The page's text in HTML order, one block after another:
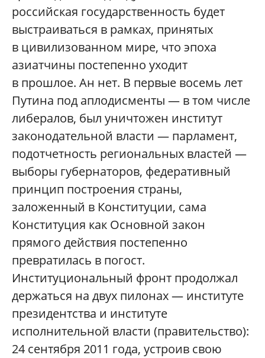
российская государственность будет
выстраиваться в рамках, принятых
в цивилизованном мире, что эпоха
азиатчины постепенно уходит
в прошлое. Ан нет. В первые восемь лет
Путина под аплодисменты — в том числе
либералов, был уничтожен институт
законодательной власти — парламент,
подотчетность региональных властей —
выборы губернаторов, федеративный
принцип построения страны,
заложенный в Конституции, сама
Конституция как Основной закон
прямого действия постепенно
превратилась в погост.
Институциональный фронт продолжал
держаться на двух пилонах — институте
президентства и институте
исполнительной власти (правительство):
24 сентября 2011 года, устроив свою